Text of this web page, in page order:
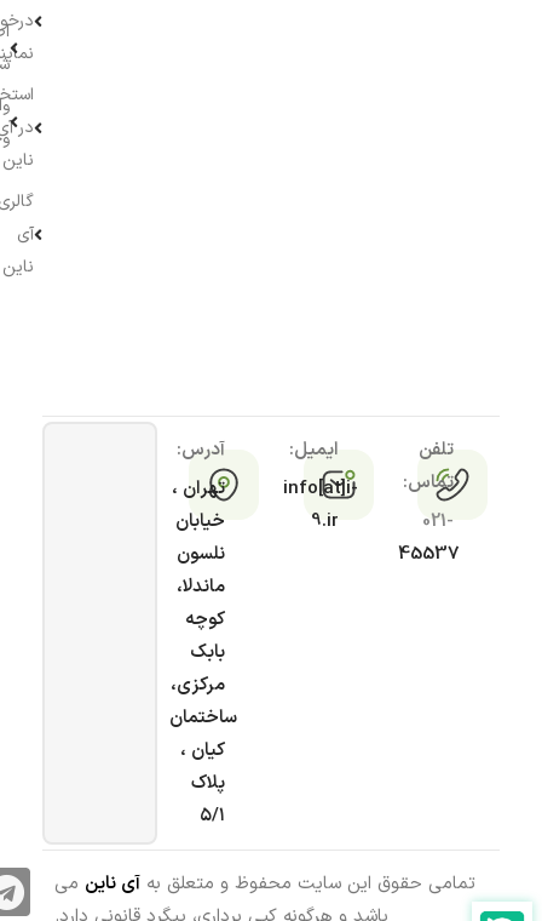
در
ناین
آی
ناین
تلفن
تماس:
021-
45537
ایمیل:
info[at]i-
9.ir
آدرس:
تهران ،
خیابان
نلسون
ماندلا،
کوچه
بابک
مرکزی،
ساختمان
کیان ،
پلاک
۵/۱
تمامی حقوق این سایت محفوظ و متعلق به آی ناین می